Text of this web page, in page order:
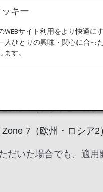
更内容
対象ゾーン区分：変更後
Zone 4（アジア2・ロシ
Zone 7（欧州・ロシア2
だいた場合でも、適
キー
WEBサイト利用をより快適に
人ひとりの興味・関心に合っ
す。